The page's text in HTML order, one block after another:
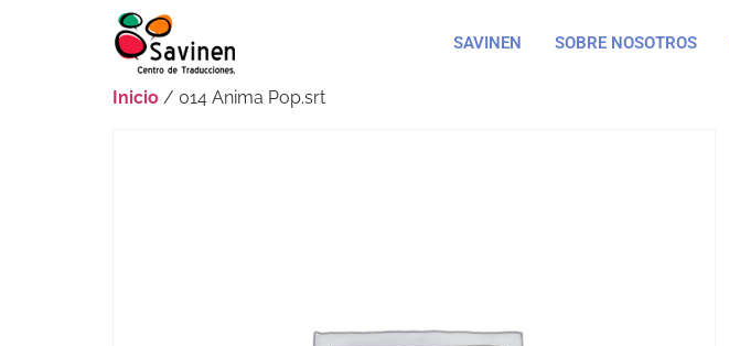
SAVINEN SOBRE NOSOTROS
Inicio / 014 Anima Pop.srt